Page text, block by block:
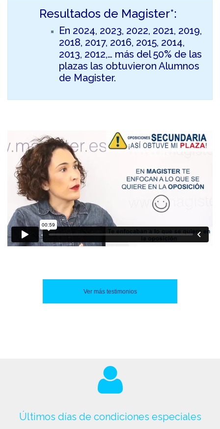
Resultados de Magister*:
En 2024, 2023, 2022, 2021, 2019,
2018, 2017, 2016, 2015, 2014,
2013, 2012,… más del 50% de las
plazas las obtuvieron Alumnos
de Magister.
Ver más testimonios
Últimos días de condiciones especiales